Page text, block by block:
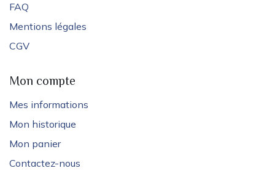
FAQ
Mentions légales
CGV
Mon compte
Mes informations
Mon historique
Mon panier
Contactez-nous